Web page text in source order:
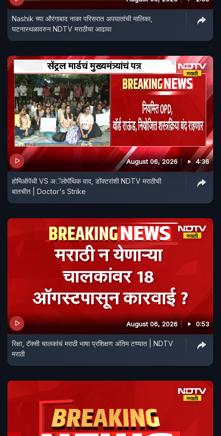
Nashik च्या औरंगाबाद नाका परिसरात अपघातांची मालिका,
घटनास्थळावरुन NDTV मराठीचा आढावा
August 06, 2026 4:36
होमिऑपॅथी VS अॅलोपॅथिक वाद, डॉक्टरांशी NDTV मराठीची
बातचीत | Doctor's Strike
August 06, 2026 0:53
रिक्षा, टॅक्सी चालकांचं मराठी भाषा प्रशिक्षण अंतिम टप्प्यात | NDTV
मराठी